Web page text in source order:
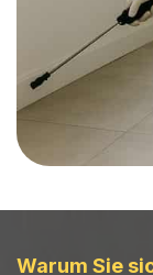
Warum Sie